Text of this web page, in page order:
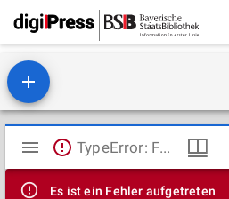
Mirador
Viewer
TypeError: Failed to fetch
Es ist ein Fehler aufgetreten